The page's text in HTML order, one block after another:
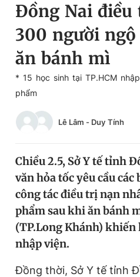
Chuyên mục
Chuyên mục khác
Chào ngày mới
Tin thị trường
Video
Sản phẩm khác
Tiện ích
Đổi mật khẩu
Tin đã lưu
Đồng Nai điều
300 người
ăn bánh mì
* 15 học sinh tại TP.HCM
phẩm
Lê Lâm - Duy Tính
Chiều 2.5, Sở Y tế tỉnh
văn hỏa tốc yêu cầu
công tác điều trị nạn
phẩm sau khi ăn bánh
(TP.Long Khánh)
nhập viện.
Đồng thời, Sở Y tế tỉnh